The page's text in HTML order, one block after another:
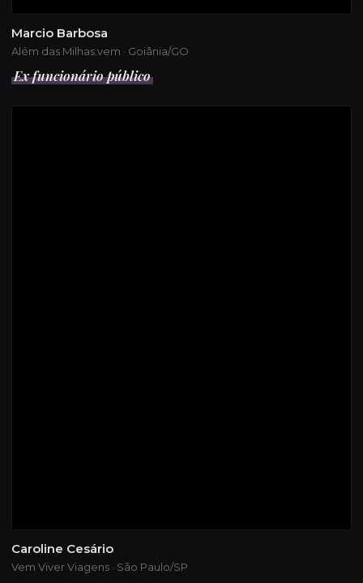
Marcio Barbosa
Além das Milhas.vem · Goiânia/GO
Ex funcionário público
Caroline Cesário
Vem Viver Viagens · São Paulo/SP